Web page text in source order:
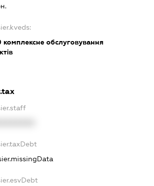
комплексне обслуговування